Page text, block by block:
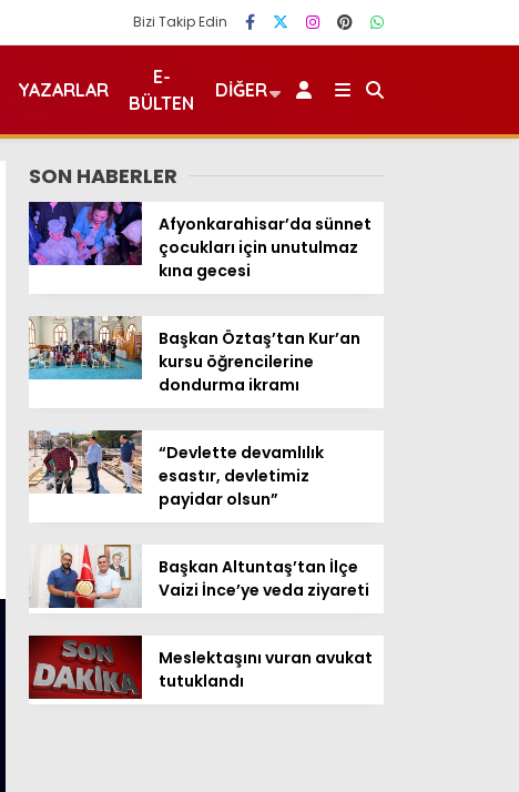
Bizi Takip Edin
YAZARLAR
E-
BÜLTEN
DIĞER
SON HABERLER
Afyonkarahisar’da sünnet
çocukları için unutulmaz
kına gecesi
Başkan Öztaş’tan Kur’an
kursu öğrencilerine
dondurma ikramı
“Devlette devamlılık
esastır, devletimiz
payidar olsun”
Başkan Altuntaş’tan İlçe
Vaizi İnce’ye veda ziyareti
Meslektaşını vuran avukat
tutuklandı